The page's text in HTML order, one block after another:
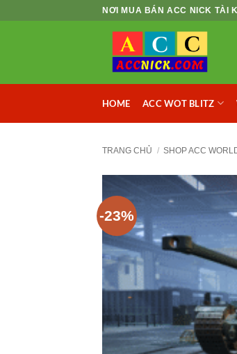
NƠI MUA BÁN ACC NICK TÀI
HOME ACC WOT BLITZ
TRANG CHỦ / SHOP ACC
-23%